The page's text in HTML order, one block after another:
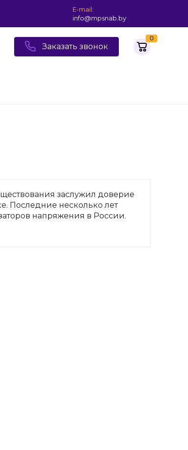
E-mail:
info@mpsnab.by
Заказать звонок
0
заслужил доверие
Последние несколько лет
напряжения в России.